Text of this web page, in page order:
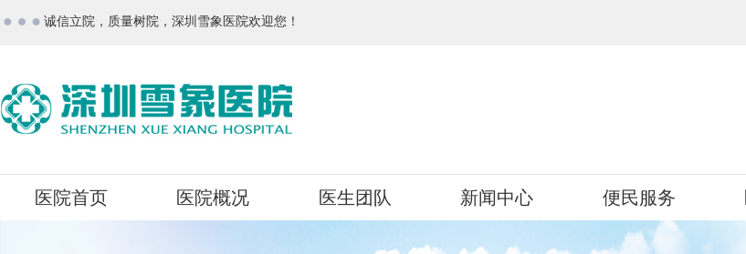
诚信立院，质量树院，深圳雪象医院欢迎您！
医院首页 医院概况 医生团队 新闻中心 便民服务